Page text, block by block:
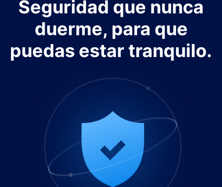
Seguridad que nunca
duerme, para que
puedas estar tranquilo.